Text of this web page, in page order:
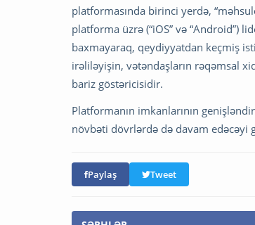
platformasında birinci yerdə,
platforma üzrə (“iOS” və “Android”)
baxmayaraq, qeydiyyatdan keçmiş
irəliləyişin, vətəndaşların rəqəmsal
bariz göstəricisidir.
Platformanın imkanlarının
növbəti dövrlərdə də davam edəcəyi
Paylaş Tweet